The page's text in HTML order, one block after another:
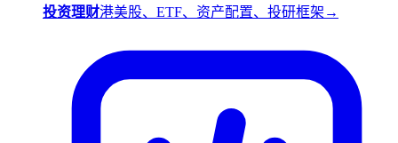
投资理财港美股、ETF、资产配置、投研框架 →